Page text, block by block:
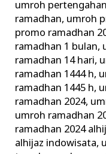
umroh
ramadhan, umroh
promo ramadhan
ramadhan 1 bulan,
ramadhan 14 hari,
ramadhan 1444 h,
ramadhan 1445 h,
ramadhan 2024,
umroh ramadhan
ramadhan 2024
alhijaz indowisata,